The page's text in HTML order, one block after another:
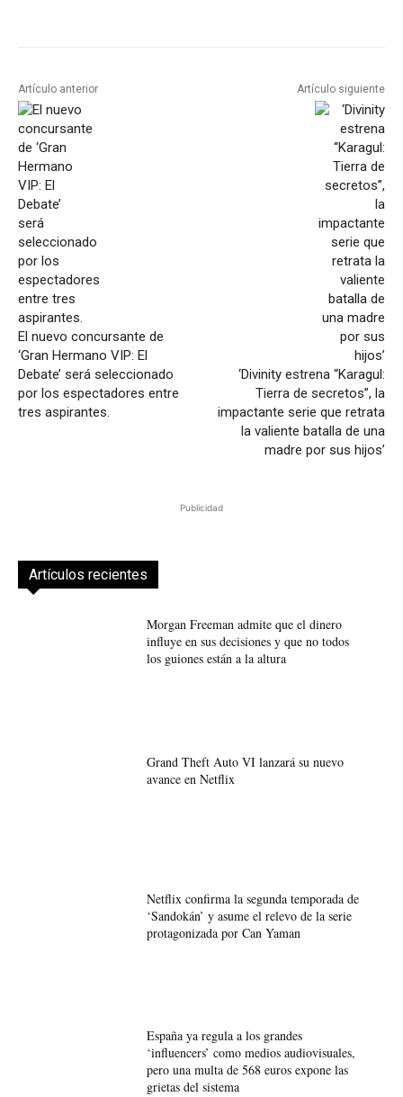
Artículo anterior
El nuevo concursante de
‘Gran Hermano VIP: El
Debate’ será seleccionado
por los espectadores entre
tres aspirantes.
Artículo siguiente
‘Divinity estrena “Karagul:
Tierra de secretos”, la
impactante serie que retrata
la valiente batalla de una
madre por sus hijos’
Publicidad
Artículos recientes
Morgan Freeman admite que el dinero
influye en sus decisiones y que no todos
los guiones están a la altura
Grand Theft Auto VI lanzará su nuevo
avance en Netflix
Netflix confirma la segunda temporada de
‘Sandokán’ y asume el relevo de la serie
protagonizada por Can Yaman
España ya regula a los grandes
‘influencers’ como medios audiovisuales,
pero una multa de 568 euros expone las
grietas del sistema